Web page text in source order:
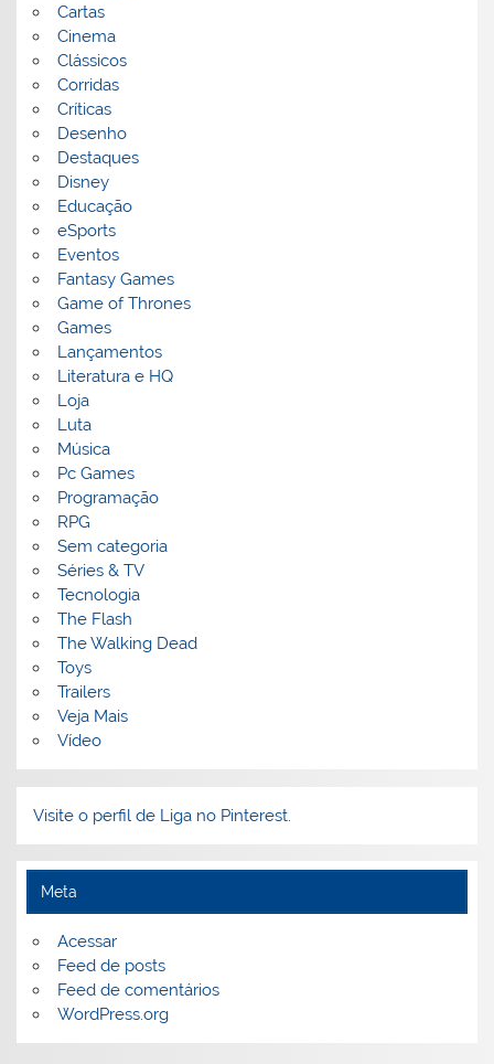
Cartas
Cinema
Clássicos
Corridas
Críticas
Desenho
Destaques
Disney
Educação
eSports
Eventos
Fantasy Games
Game of Thrones
Games
Lançamentos
Literatura e HQ
Loja
Luta
Música
Pc Games
Programação
RPG
Sem categoria
Séries & TV
Tecnologia
The Flash
The Walking Dead
Toys
Trailers
Veja Mais
Vídeo
Visite o perfil de Liga no Pinterest.
Meta
Acessar
Feed de posts
Feed de comentários
WordPress.org